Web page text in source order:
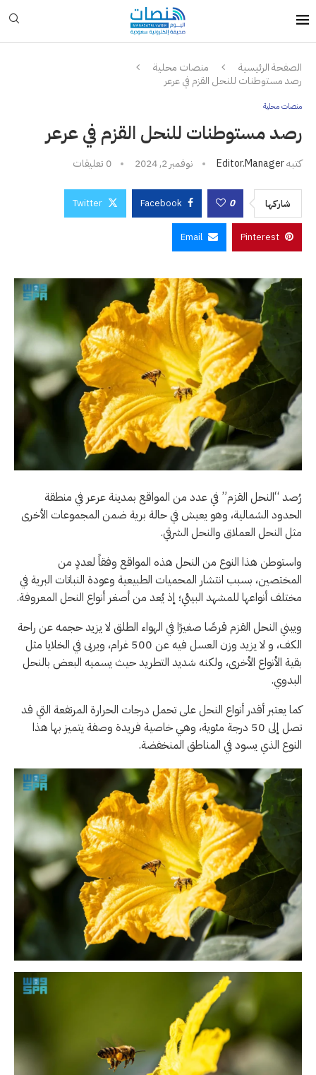
الصفحة الرئيسية
منصات محلية
رصد مستوطنات للنحل القزم في عرعر
منصات محلية
رصد مستوطنات للنحل القزم في عرعر
كتبهEditor.manager نوفمبر 2, 2024 0 تعليقات
شاركها 0
Facebook
Twitter
Pinterest
Email
رُصد “النحل القزم” في عدد من المواقع بمدينة عرعر في منطقة
الحدود الشمالية، وهو يعيش في حالة برية ضمن المجموعات الأخرى
مثل النحل العملاق والنحل الشرقي.
واستوطن هذا النوع من النحل هذه المواقع وفقاً لعددٍ من
المختصين، بسبب انتشار المحميات الطبيعية وعودة النباتات البرية في
مختلف أنواعها للمشهد البيئي؛ إذ يُعد من أصغر أنواع النحل المعروفة.
ويبني النحل القزم قرصًا صغيرًا في الهواء الطلق لا يزيد حجمه عن راحة
الكف، و لا يزيد وزن العسل فيه عن 500 غرام، ويربى في الخلايا مثل
بقية الأنواع الأخرى، ولكنه شديد التطريد حيث يسميه البعض بالنحل
البدوي.
كما يعتبر أقدر أنواع النحل على تحمل درجات الحرارة المرتفعة التي قد
تصل إلى 50 درجة مئوية، وهي خاصية فريدة وصفة يتميز بها هذا
النوع الذي يسود في المناطق المنخفضة.